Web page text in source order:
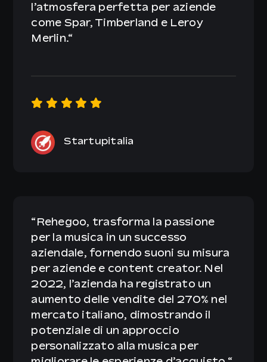
l’atmosfera perfetta per aziende
come Spar, Timberland e Leroy
Merlin.“
Startupitalia
“Rehegoo, trasforma la passione
per la musica in un successo
aziendale, fornendo suoni su misura
per aziende e content creator. Nel
2022, l’azienda ha registrato un
aumento delle vendite del 270% nel
mercato italiano, dimostrando il
potenziale di un approccio
personalizzato alla musica per